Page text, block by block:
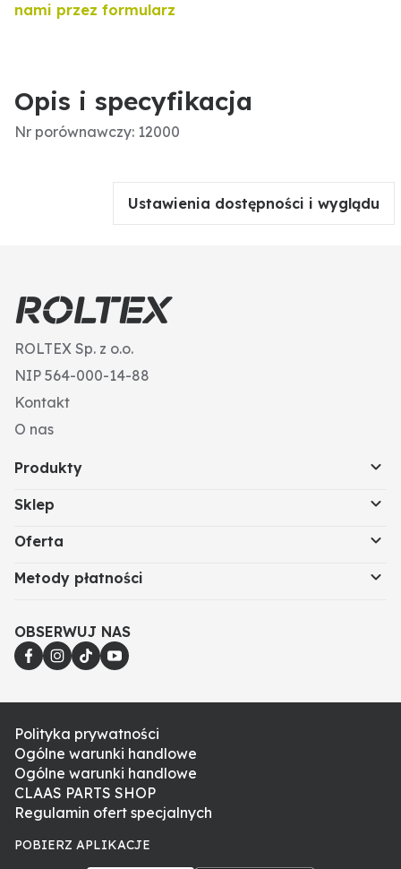
nami przez formularz
Opis i specyfikacja
Nr porównawczy: 12000
Ustawienia dostępności i wyglądu
ROLTEX Sp. z o.o.
NIP 564-000-14-88
Kontakt
O nas
Produkty
Sklep
Oferta
Metody płatności
OBSERWUJ NAS
Polityka prywatności
Ogólne warunki handlowe
Ogólne warunki handlowe
CLAAS PARTS SHOP
Regulamin ofert specjalnych
POBIERZ APLIKACJE